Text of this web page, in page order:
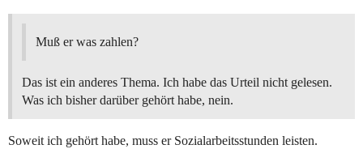
Muß er was zahlen?
Das ist ein anderes Thema. Ich habe das Urteil nicht gelesen.
Was ich bisher darüber gehört habe, nein.
Soweit ich gehört habe, muss er Sozialarbeitsstunden leisten.